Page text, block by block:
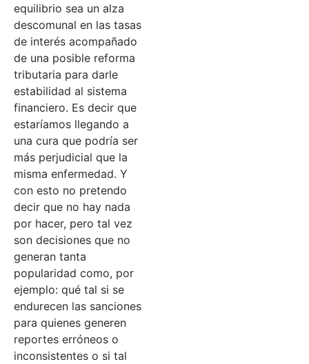
equilibrio sea un alza
descomunal en las tasas
de interés acompañado
de una posible reforma
tributaria para darle
estabilidad al sistema
financiero. Es decir que
estaríamos llegando a
una cura que podría ser
más perjudicial que la
misma enfermedad. Y
con esto no pretendo
decir que no hay nada
por hacer, pero tal vez
son decisiones que no
generan tanta
popularidad como, por
ejemplo: qué tal si se
endurecen las sanciones
para quienes generen
reportes erróneos o
inconsistentes o si tal